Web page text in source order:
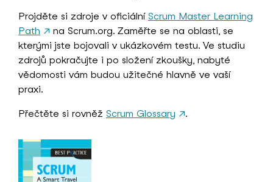
Projděte si zdroje v oficiální Scrum Master Learning
Path ↗ na Scrum.org. Zaměřte se na oblasti, se
kterými jste bojovali v ukázkovém testu. Ve studiu
zdrojů pokračujte i po složení zkoušky, nabyté
vědomosti vám budou užitečné hlavně ve vaší
praxi.
Přečtěte si rovněž Scrum Glossary ↗.